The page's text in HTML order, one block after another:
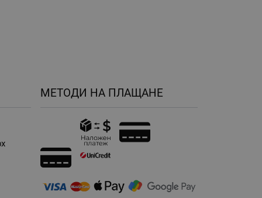
МЕТОДИ НА ПЛАЩАНЕ